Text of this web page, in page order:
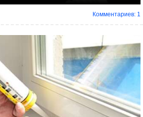
Комментариев: 1